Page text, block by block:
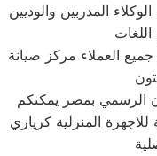
المدربين والوديين
العملاء مركز صيانة
الرسمي بمصر يمكنكم
المنزلية كريازي